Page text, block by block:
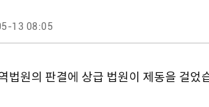
13 08:05
원의 판결에 상급 법원이 제동을 걸었